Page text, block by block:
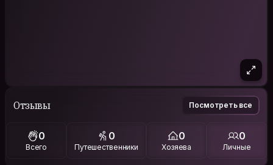
Отзывы Посмотреть все
0
Всего
0
Путешественники
0
Хозяева
0
Личные